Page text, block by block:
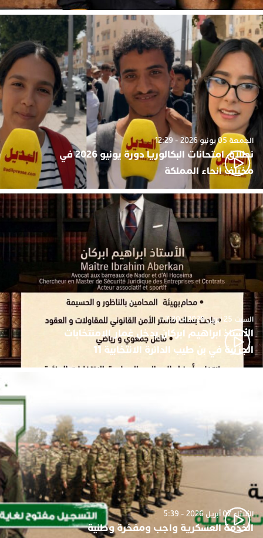
الجمعة 05 يونيو 2026 - 12:29
نطلاق امتحانات البكالوريا دورة يونيو 2026 في
مختلف أنحاء المملكة
السبت 25 أبريل 2026 - 7:30
الأستاذ ابراهيم ابركان يدخل غمار الامنتخابات
الجزئية في بن طيب الدائرة الانتخابية 11
الثلاثاء 07 أبريل 2026 - 5:39
الخدمة العسكرية واجب ومفخرة وطنية